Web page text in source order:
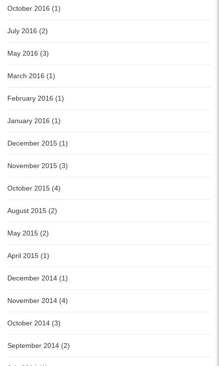
October 2016 (1)
July 2016 (2)
May 2016 (3)
March 2016 (1)
February 2016 (1)
January 2016 (1)
December 2015 (1)
November 2015 (3)
October 2015 (4)
August 2015 (2)
May 2015 (2)
April 2015 (1)
December 2014 (1)
November 2014 (4)
October 2014 (3)
September 2014 (2)